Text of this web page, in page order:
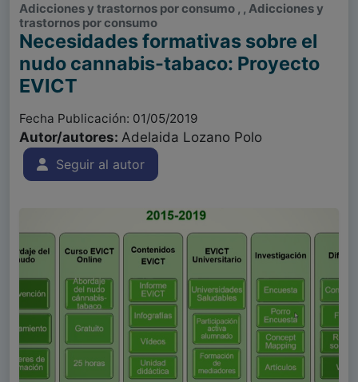
Adicciones y trastornos por consumo , , Adicciones y
trastornos por consumo
Necesidades formativas sobre el
nudo cannabis-tabaco: Proyecto
EVICT
Fecha Publicación: 01/05/2019
Autor/autores: Adelaida Lozano Polo
Seguir al autor